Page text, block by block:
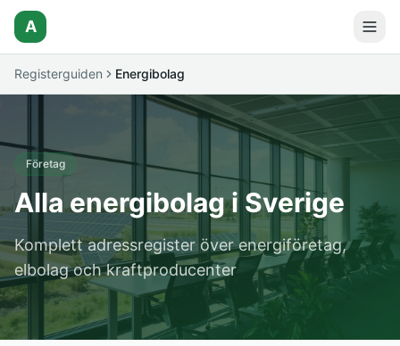
A
Registerguiden Energibolag
Företag
Alla energibolag i Sverige
Komplett adressregister över energiföretag,
elbolag och kraftproducenter